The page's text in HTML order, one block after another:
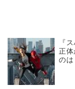
『
正
のは